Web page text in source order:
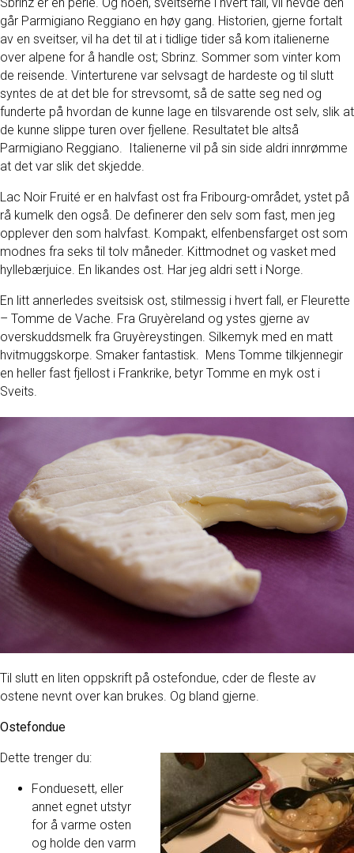
går Parmigiano Reggiano en høy gang. Historien, gjerne fortalt
av en sveitser, vil ha det til at i tidlige tider så kom italienerne
over alpene for å handle ost; Sbrinz. Sommer som vinter kom
de reisende. Vinterturene var selvsagt de hardeste og til slutt
syntes de at det ble for strevsomt, så de satte seg ned og
funderte på hvordan de kunne lage en tilsvarende ost selv, slik at
de kunne slippe turen over fjellene. Resultatet ble altså
Parmigiano Reggiano. Italienerne vil på sin side aldri innrømme
at det var slik det skjedde.
Lac Noir Fruité er en halvfast ost fra Fribourg-området, ystet på
rå kumelk den også. De definerer den selv som fast, men jeg
opplever den som halvfast. Kompakt, elfenbensfarget ost som
modnes fra seks til tolv måneder. Kittmodnet og vasket med
hyllebærjuice. En likandes ost. Har jeg aldri sett i Norge.
En litt annerledes sveitsisk ost, stilmessig i hvert fall, er Fleurette
– Tomme de Vache. Fra Gruyèreland og ystes gjerne av
overskuddsmelk fra Gruyèreystingen. Silkemyk med en matt
hvitmuggskorpe. Smaker fantastisk. Mens Tomme tilkjennegir
en heller fast fjellost i Frankrike, betyr Tomme en myk ost i
Sveits.
Til slutt en liten oppskrift på ostefondue, cder de fleste av
ostene nevnt over kan brukes. Og bland gjerne.
Ostefondue
Dette trenger du:
Fonduesett, eller
annet egnet utstyr
for å varme osten
og holde den varm